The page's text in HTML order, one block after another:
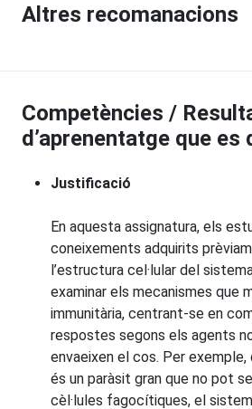
Altres recomanacions
Competències /
d’aprenentatge que es
Justificació
En aquesta assignatura, els
coneixements adquirits
l’estructura cel·lular del
examinar els mecanismes que
immunitària, centrant-se en
respostes segons els agents
envaeixen el cos. Per
és un paràsit gran que no pot
cèl·lules fagocítiques, el